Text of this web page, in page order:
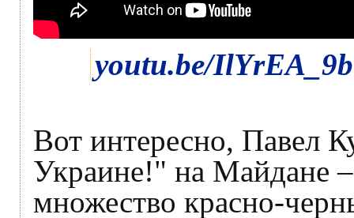
youtu.be/
Вот интересно, Павел
Украине!" на Майдане
множество красно-